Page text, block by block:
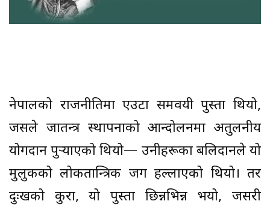
नेपालको राजनीतिमा एउटा समवयी पुस्ता थियो,
जसले प्रजातन्त्र स्थापनाको आन्दोलनमा अतुलनीय
योगदान पुर्याएको थियो— उनीहरूका बलिदानले यो
मुलुकको लोकतान्त्रिक जग हल्लाएको थियो। तर
दुःखको कुरा, यो पुस्ता छिन्नभिन्न भयो, जसरी